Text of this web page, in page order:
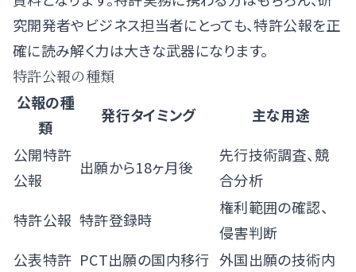
究開発者やビジネス担当者にとっても、特許公報を正
確に読み解く力は大きな武器になります。
特許公報の種類
公報の種
類
発行タイミング
主な用途
公開特許
公報
出願から18ヶ月後
先行技術調査、競
合分析
特許公報 特許登録時
権利範囲の確認、
侵害判断
公表特許 PCT出願の国内移行 外国出願の技術内